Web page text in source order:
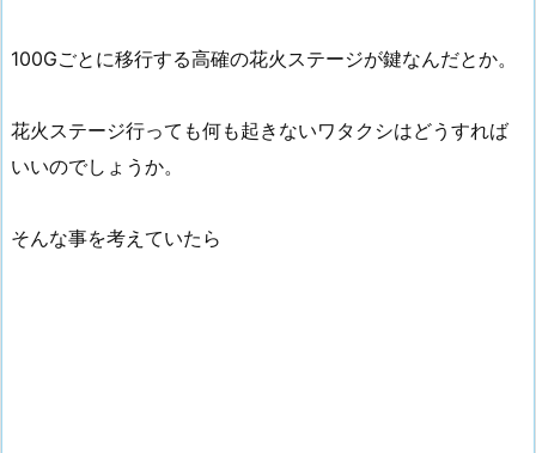
100Gごとに移行する高確の花火ステージが鍵なんだとか。
花火ステージ行っても何も起きないワタクシはどうすれば
いいのでしょうか。
そんな事を考えていたら